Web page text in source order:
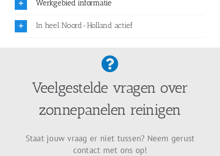
Werkgebied informatie
In heel Noord-Holland actief
Veelgestelde vragen over
zonnepanelen reinigen
Staat jouw vraag er niet tussen? Neem gerust
contact met ons op!